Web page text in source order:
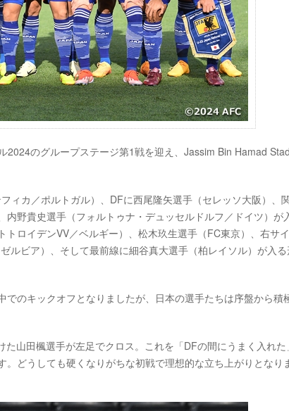
のグループステージ第1戦を迎え、Jassim Bin Hamad
ィカ／ポルトガル）、DFに西尾隆矢選手（セレッソ大阪）、
野貴史選手（フォルトゥナ・デュッセルドルフ／ドイツ）が
ロイデンVV／ベルギー）、松木玖生選手（FC東京）、右サ
ルビア）、そして最前線に細谷真大選手（柏レイソル）が入
のキックオフとなりましたが、日本の選手たちは序盤から積
山田楓選手が左足でクロス。これを「DFの間にうまく入れた
どうしても硬くなりがちな初戦で理想的な立ち上がりとなり